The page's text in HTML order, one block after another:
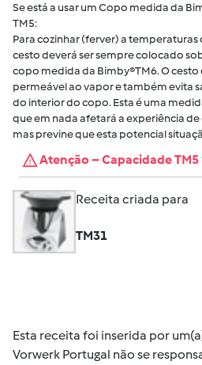
Se está a usar um Copo medida da
TM5:
Para cozinhar (ferver) a temperaturas
cesto deverá ser sempre colocado
copo medida da Bimby®TM6. O
permeável ao vapor e também evita
do interior do copo. Esta é uma
que em nada afetará a experiência de
mas previne que esta potencial
Atenção – Capacidade TM5
Receita criada para
TM31
Esta receita foi inserida por
Vorwerk Portugal não se